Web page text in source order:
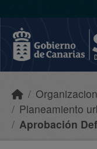
Planeamiento
Aprobación